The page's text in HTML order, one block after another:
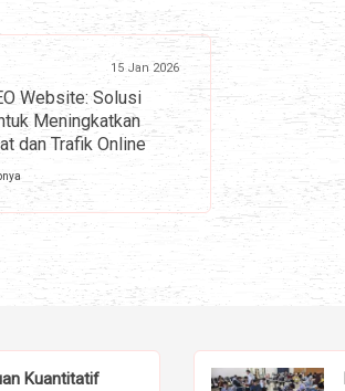
15 Jan 2026
Website: Solusi
Meningkatkan
dan Trafik Online
Kuantitatif